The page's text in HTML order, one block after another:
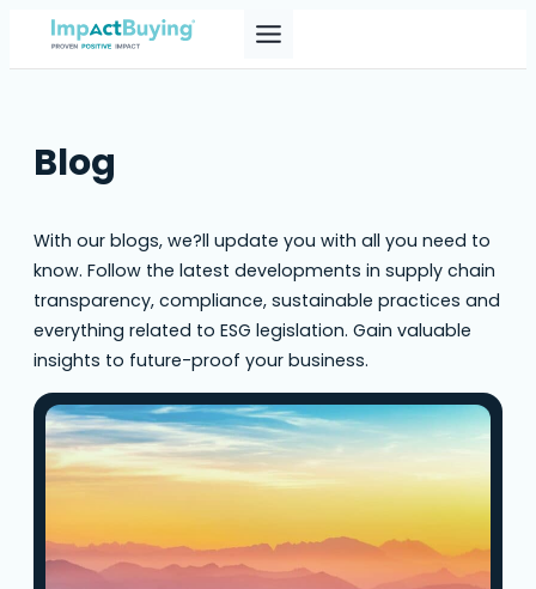
Blog
With our blogs, we?ll update you with all you need to
know. Follow the latest developments in supply chain
transparency, compliance, sustainable practices and
everything related to ESG legislation. Gain valuable
insights to future-proof your business.